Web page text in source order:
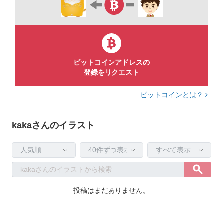
★ポストカード・フレーム・メモ
ファン登録850人突破しました！ありがとうございます！（＾
ビットコインアドレスの
登録をリクエスト
ビットコインとは？
kakaさんのイラスト
投稿はまだありません。